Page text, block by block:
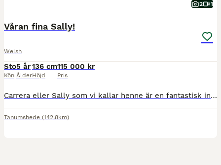
2 1
Våran fina Sally!
Welsh
Sto
Kön
5 år
Ålder
136 cm
Höjd
115 000 kr
Pris
Carrera eller Sally som vi kallar henne är en fantastisk individ! Sally är född hos oss och har hela tiden varit väldigt fin individ! Vill alltid väl och gör alltid sitt bästa. Vi har lagt mycket
Tanumshede (142.8km)